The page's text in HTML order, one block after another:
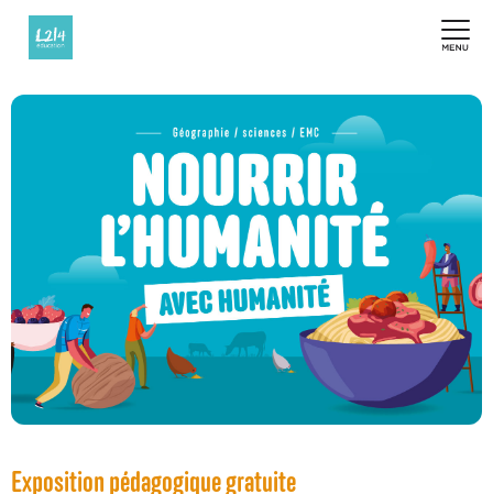
Exposition pédagogique gratuite